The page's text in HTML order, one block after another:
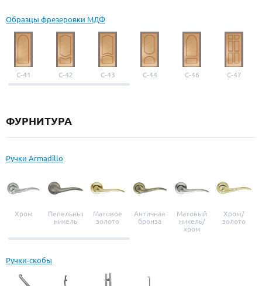
Образцы фрезеровки МДФ
С-41 С-42 С-43 С-44 С-46 С-47
ФУРНИТУРА
Ручки Armadillo
Хром
Пепельный
никель
Матовое
золото
Античная
бронза
Матовый
никель/
хром
Хром/
золото
Ручки-скобы